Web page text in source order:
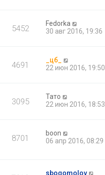
5452
Fedorka
30 авг 2016, 19:36
4691
_цб_
22 июн 2016, 19:50
3095
Тато
22 июн 2016, 18:53
8701
boon
06 апр 2016, 08:29
sbogomolov